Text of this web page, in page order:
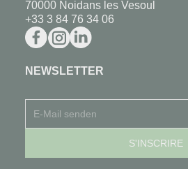
70000 Noidans les Vesoul
+33 3 84 76 34 06
NEWSLETTER